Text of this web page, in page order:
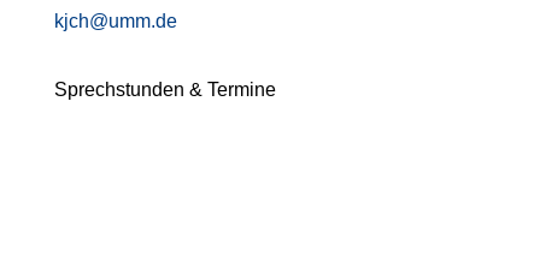
kjch@umm.de
Sprechstunden & Termine